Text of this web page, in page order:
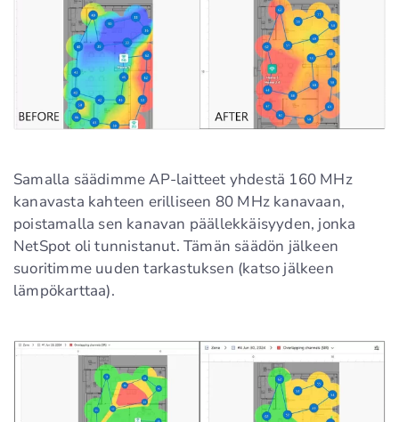
Samalla säädimme AP-laitteet yhdestä 160 MHz
kanavasta kahteen erilliseen 80 MHz kanavaan,
poistamalla sen kanavan päällekkäisyyden, jonka
NetSpot oli tunnistanut. Tämän säädön jälkeen
suoritimme uuden tarkastuksen (katso jälkeen
lämpökarttaa).